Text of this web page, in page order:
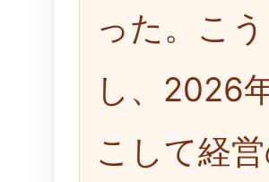
った。こ
し、2026
こして経